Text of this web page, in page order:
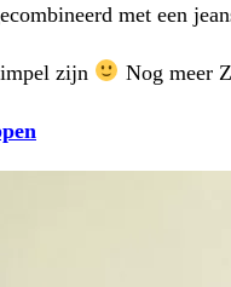
met een
zijn Nog meer